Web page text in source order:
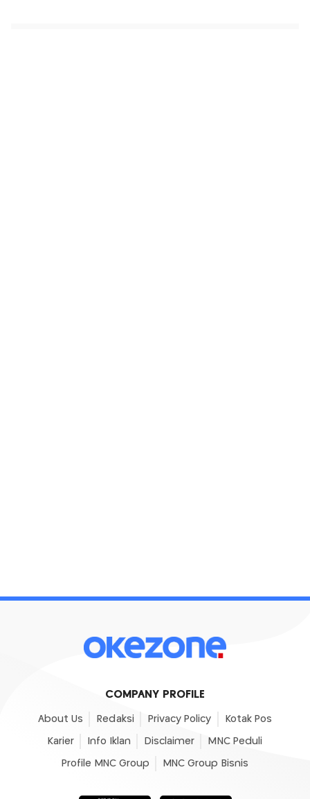
COMPANY PROFILE
About Us Redaksi Privacy Policy Kotak Pos
Karier Info Iklan Disclaimer MNC Peduli
Profile MNC Group MNC Group Bisnis